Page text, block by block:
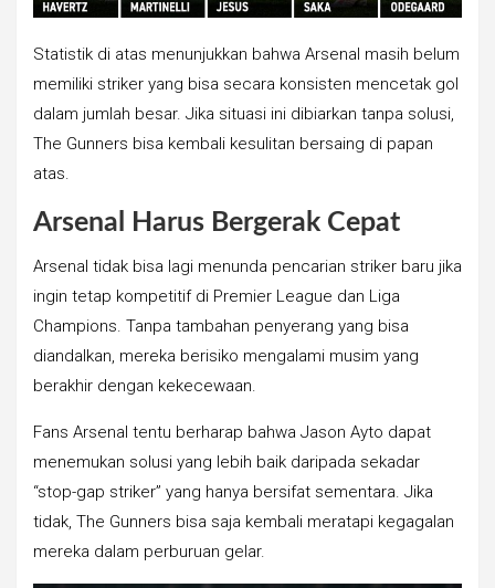
Statistik di atas menunjukkan bahwa Arsenal masih belum
memiliki striker yang bisa secara konsisten mencetak gol
dalam jumlah besar. Jika situasi ini dibiarkan tanpa solusi,
The Gunners bisa kembali kesulitan bersaing di papan
atas.
Arsenal Harus Bergerak Cepat
Arsenal tidak bisa lagi menunda pencarian striker baru jika
ingin tetap kompetitif di Premier League dan Liga
Champions. Tanpa tambahan penyerang yang bisa
diandalkan, mereka berisiko mengalami musim yang
berakhir dengan kekecewaan.
Fans Arsenal tentu berharap bahwa Jason Ayto dapat
menemukan solusi yang lebih baik daripada sekadar
“stop-gap striker” yang hanya bersifat sementara. Jika
tidak, The Gunners bisa saja kembali meratapi kegagalan
mereka dalam perburuan gelar.